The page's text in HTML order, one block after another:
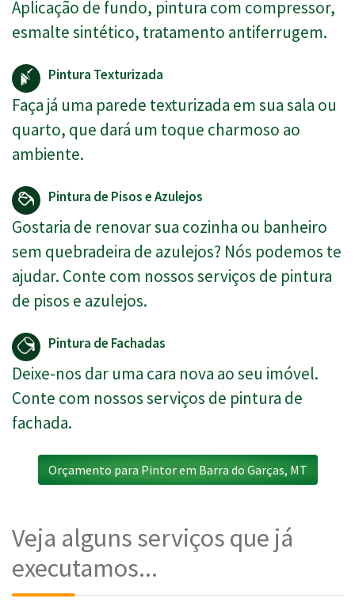
Aplicação de fundo, pintura com compressor,
esmalte sintético, tratamento antiferrugem.
Pintura Texturizada
Faça já uma parede texturizada em sua sala ou
quarto, que dará um toque charmoso ao
ambiente.
Pintura de Pisos e Azulejos
Gostaria de renovar sua cozinha ou banheiro
sem quebradeira de azulejos? Nós podemos te
ajudar. Conte com nossos serviços de pintura
de pisos e azulejos.
Pintura de Fachadas
Deixe-nos dar uma cara nova ao seu imóvel.
Conte com nossos serviços de pintura de
fachada.
Orçamento para Pintor em Barra do Garças, MT
Veja alguns serviços que já
executamos...